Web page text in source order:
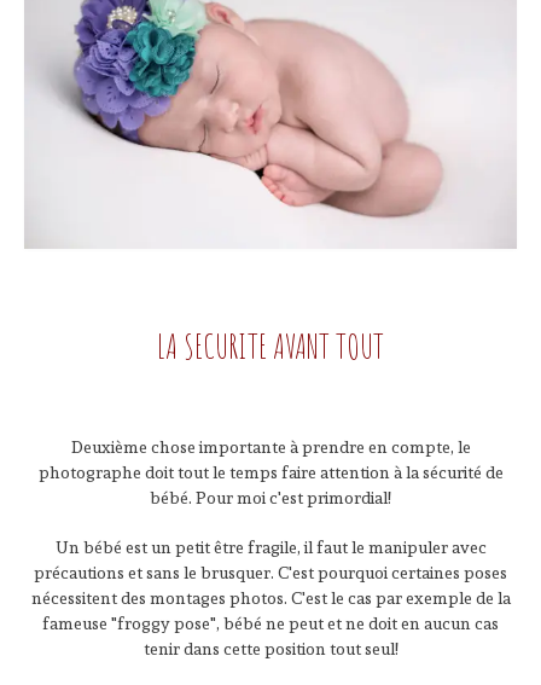
LA SECURITE AVANT TOUT
Deuxième chose importante à prendre en compte, le
photographe doit tout le temps faire attention à la sécurité de
bébé. Pour moi c'est primordial!
Un bébé est un petit être fragile, il faut le manipuler avec
précautions et sans le brusquer. C'est pourquoi certaines poses
nécessitent des montages photos. C'est le cas par exemple de la
fameuse "froggy pose", bébé ne peut et ne doit en aucun cas
tenir dans cette position tout seul!